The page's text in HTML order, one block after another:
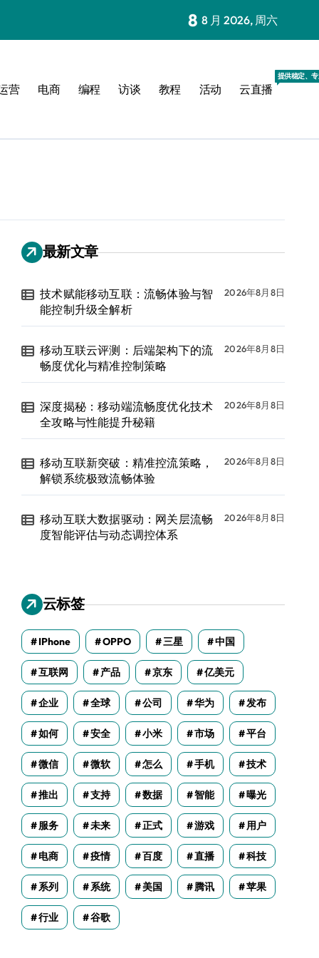
8 8 月 2026, 周六
营 电商 编程 访谈 教程 活动 云直播
提供稳定、
最新文章
技术赋能移动互联：流畅体验与智
能控制升级全解析
2026年8月8日
移动互联云评测：后端架构下的流
畅度优化与精准控制策略
2026年8月8日
深度揭秘：移动端流畅度优化技术
全攻略与性能提升秘籍
2026年8月8日
移动互联新突破：精准控流策略，
解锁系统极致流畅体验
2026年8月8日
移动互联大数据驱动：网关层流畅
度智能评估与动态调控体系
2026年8月8日
云标签
IPhone OPPO 三星 中国
互联网 产品 京东 亿美元
企业 全球 公司 华为 发布
如何 安全 小米 市场 平台
微信 微软 怎么 手机 技术
推出 支持 数据 智能 曝光
服务 未来 正式 游戏 用户
电商 疫情 百度 直播 科技
系列 系统 美国 腾讯 苹果
行业 谷歌